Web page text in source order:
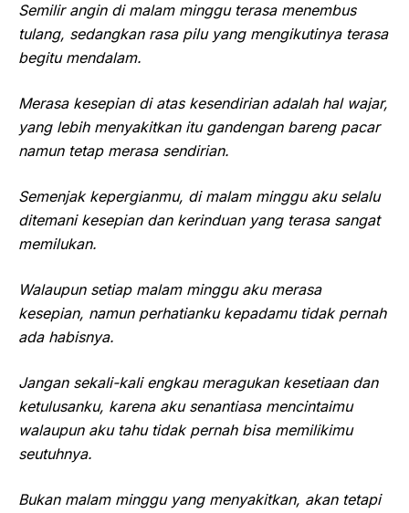
Semilir angin di malam minggu terasa menembus
tulang, sedangkan rasa pilu yang mengikutinya terasa
begitu mendalam.
Merasa kesepian di atas kesendirian adalah hal wajar,
yang lebih menyakitkan itu gandengan bareng pacar
namun tetap merasa sendirian.
Semenjak kepergianmu, di malam minggu aku selalu
ditemani kesepian dan kerinduan yang terasa sangat
memilukan.
Walaupun setiap malam minggu aku merasa
kesepian, namun perhatianku kepadamu tidak pernah
ada habisnya.
Jangan sekali-kali engkau meragukan kesetiaan dan
ketulusanku, karena aku senantiasa mencintaimu
walaupun aku tahu tidak pernah bisa memilikimu
seutuhnya.
Bukan malam minggu yang menyakitkan, akan tetapi